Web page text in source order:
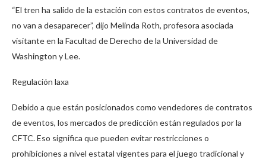
“El tren ha salido de la estación con estos contratos de eventos,
no van a desaparecer”, dijo Melinda Roth, profesora asociada
visitante en la Facultad de Derecho de la Universidad de
Washington y Lee.
Regulación laxa
Debido a que están posicionados como vendedores de contratos
de eventos, los mercados de predicción están regulados por la
CFTC. Eso significa que pueden evitar restricciones o
prohibiciones a nivel estatal vigentes para el juego tradicional y